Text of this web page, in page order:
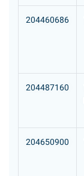
204460686
204487160
204650900